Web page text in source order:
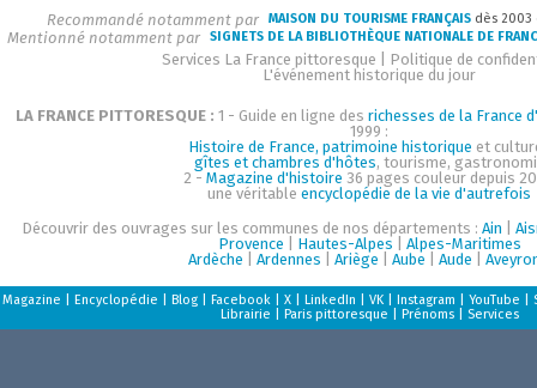
Recommandé notamment par MAISON DU TOURISME FRANÇAIS dès
Mentionné notamment par SIGNETS DE LA BIBLIOTHÈQUE NATIONALE DE
Services La France pittoresque
Politique de
L'événement historique du jour
LA FRANCE PITTORESQUE : 1 - Guide en ligne des richesses de la France
1999 :
Histoire de France, patrimoine historique et
gîtes et chambres d'hôtes, tourisme,
2 - Magazine d'histoire 36 pages couleur depuis
une véritable encyclopédie de la vie d'autrefois
Découvrir des ouvrages sur les communes de nos départements : Ain
Provence
Hautes-Alpes
Alpes-Maritimes
Ardèche
Ardennes Ariège Aube Aude
Magazine Encyclopédie Blog| Facebook| X| LinkedIn VK| Instagram YouTube
Librairie
Paris pittoresque Prénoms| Services